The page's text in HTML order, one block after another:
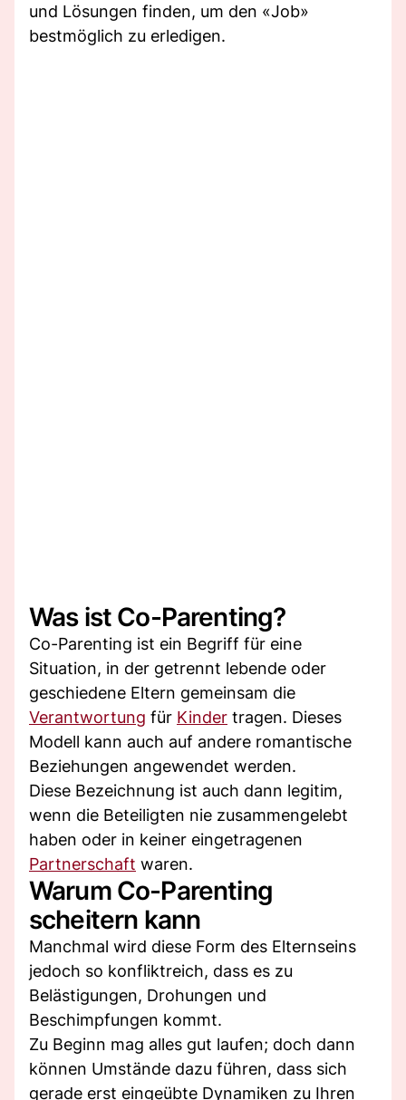
und Lösungen finden, um den «Job»
bestmöglich zu erledigen.
Was ist Co-Parenting?
Co-Parenting ist ein Begriff für eine
Situation, in der getrennt lebende oder
geschiedene Eltern gemeinsam die
Verantwortung für Kinder tragen. Dieses
Modell kann auch auf andere romantische
Beziehungen angewendet werden.
Diese Bezeichnung ist auch dann legitim,
wenn die Beteiligten nie zusammengelebt
haben oder in keiner eingetragenen
Partnerschaft waren.
Warum Co-Parenting
scheitern kann
Manchmal wird diese Form des Elternseins
jedoch so konfliktreich, dass es zu
Belästigungen, Drohungen und
Beschimpfungen kommt.
Zu Beginn mag alles gut laufen; doch dann
können Umstände dazu führen, dass sich
gerade erst eingeübte Dynamiken zu Ihren